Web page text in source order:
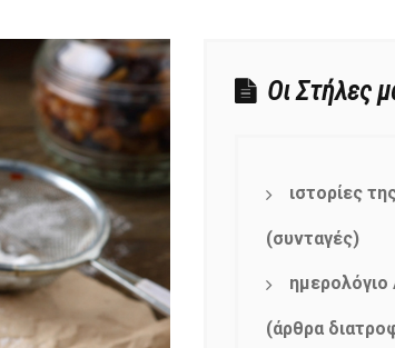
Οι Στήλες
ιστορίες
(συνταγές)
(άρθρα